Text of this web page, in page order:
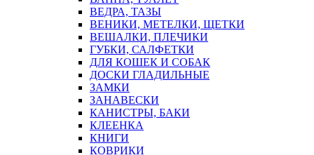
ВЕДРА, ТАЗЫ
ВЕНИКИ, МЕТЕЛКИ, ЩЕТКИ
ВЕШАЛКИ, ПЛЕЧИКИ
ГУБКИ, САЛФЕТКИ
ДЛЯ КОШЕК И СОБАК
ДОСКИ ГЛАДИЛЬНЫЕ
ЗАМКИ
ЗАНАВЕСКИ
КАНИСТРЫ, БАКИ
КЛЕЕНКА
КНИГИ
КОВРИКИ